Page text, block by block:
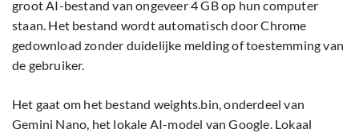
groot AI-bestand van ongeveer 4 GB op hun computer
staan. Het bestand wordt automatisch door Chrome
gedownload zonder duidelijke melding of toestemming van
de gebruiker.
Het gaat om het bestand weights.bin, onderdeel van
Gemini Nano, het lokale AI-model van Google. Lokaal